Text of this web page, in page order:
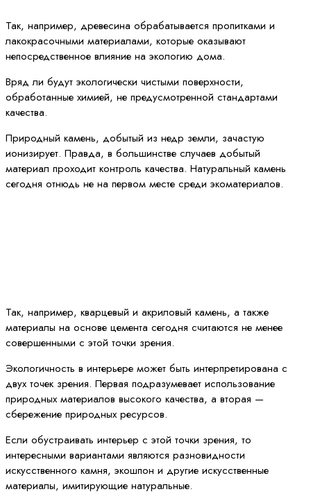
Так, например, древесина обрабатывается пропитками и
лакокрасочными материалами, которые оказывают
непосредственное влияние на экологию дома.
Вряд ли будут экологически чистыми поверхности,
обработанные химией, не предусмотренной стандартами
качества.
Природный камень, добытый из недр земли, зачастую
ионизирует. Правда, в большинстве случаев добытый
материал проходит контроль качества. Натуральный камень
сегодня отнюдь не на первом месте среди экоматериалов.
Так, например, кварцевый и акриловый камень, а также
материалы на основе цемента сегодня считаются не менее
совершенными с этой точки зрения.
Экологичность в интерьере может быть интерпретирована с
двух точек зрения. Первая подразумевает использование
природных материалов высокого качества, а вторая —
сбережение природных ресурсов.
Если обустраивать интерьер с этой точки зрения, то
интересными вариантами являются разновидности
искусственного камня, экошпон и другие искусственные
материалы, имитирующие натуральные.